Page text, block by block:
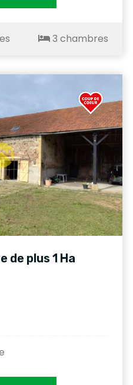
3 chambres
de plus 1 Ha